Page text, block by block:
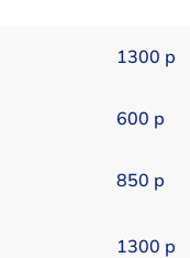
1300 р
600 р
850 р
1300 р